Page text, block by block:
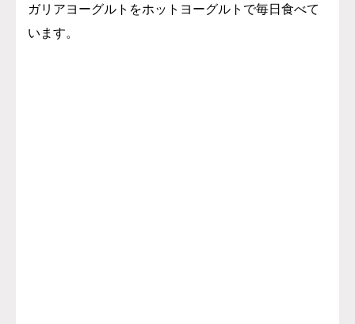
ガリアヨーグルトをホットヨーグルトで毎日食べて
います。